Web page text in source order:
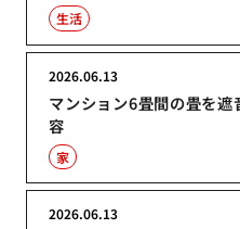
生活
マンション6畳間の畳を
容
2026.06.13
家
2026.06.13